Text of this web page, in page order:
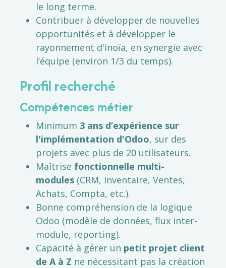
le long terme.
Contribuer à développer de nouvelles
opportunités et à développer le
rayonnement d'inoïa, en synergie avec
l’équipe (environ 1/3 du temps).
Profil recherché
Compétences métier
Minimum 3 ans d’expérience sur
l'implémentation d'Odoo, sur des
projets avec plus de 20 utilisateurs.
Maîtrise fonctionnelle multi-
modules (CRM, Inventaire, Ventes,
Achats, Compta, etc.).
Bonne compréhension de la logique
Odoo (modèle de données, flux inter-
module, reporting).
Capacité à gérer un petit projet client
de A à Z ne nécessitant pas la création